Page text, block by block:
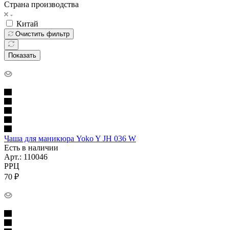
Страна производства
Китай
Очистить фильтр
Показать
Чаша для маникюра Yoko Y JH 036 W
Есть в наличии
Арт.: 110046
РРЦ
70 ₽